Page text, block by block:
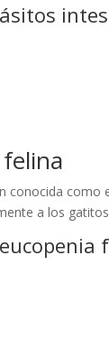
conocida
a los